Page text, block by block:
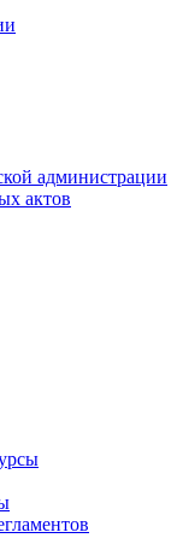
администрации
актов